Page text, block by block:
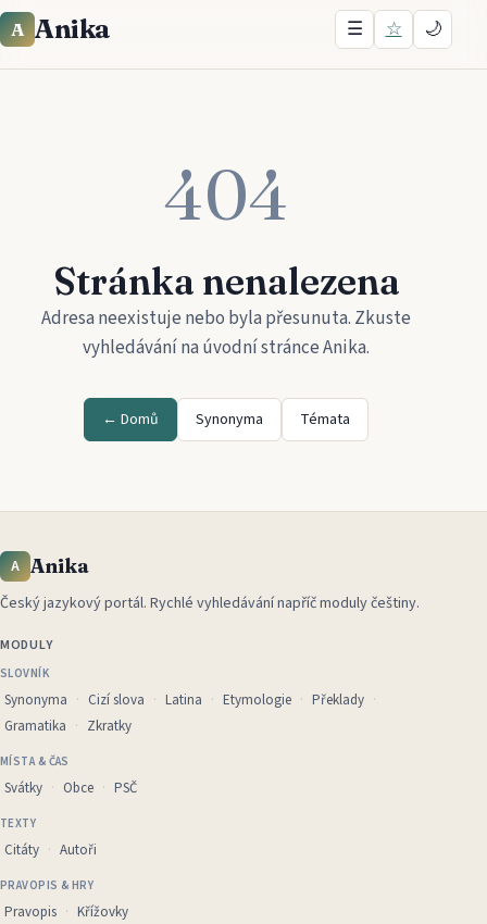
A Anika ☰ ☆ 🌙
404
Stránka nenalezena
Adresa neexistuje nebo byla přesunuta. Zkuste
vyhledávání na úvodní stránceAnika.
← Domů Synonyma Témata
A Anika
Český jazykový portál. Rychlé vyhledávání napříč moduly češtiny.
MODULY
SLOVNÍK
Synonyma Cizí slova Latina Etymologie
Překlady
Gramatika
Zkratky
MÍSTA & ČAS
Svátky Obce PSČ
TEXTY
Citáty Autoři
PRAVOPIS & HRY
Pravopis Křížovky